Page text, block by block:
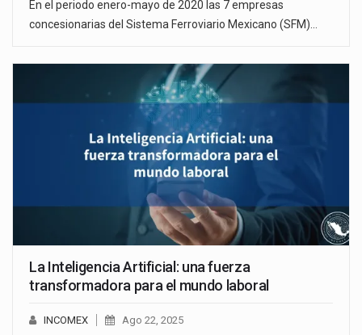
En el periodo enero-mayo de 2020 las 7 empresas
concesionarias del Sistema Ferroviario Mexicano (SFM)…
La Inteligencia Artificial: una fuerza
transformadora para el mundo laboral
INCOMEX Ago 22, 2025